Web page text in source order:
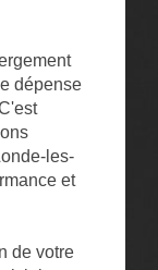
dépense
les-
et
de votre